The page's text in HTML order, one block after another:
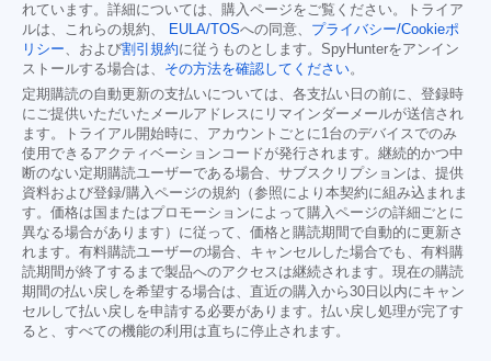
れています。詳細については、購入ページをご覧ください。トライア
ルは、これらの規約、
EULA/TOSへの同意、 プライバシー/Cookieポ
リシー 、および割引規約に従うものとします。SpyHunterをアンイン
ストールする場合は、 その方法を確認してください。
定期購読の自動更新の支払いについては、各支払い日の前に、登録時
にご提供いただいたメールアドレスにリマインダーメールが送信され
ます。トライアル開始時に、アカウントごとに1台のデバイスでのみ
使用できるアクティベーションコードが発行されます。継続的かつ中
断のない定期購読ユーザーである場合、サブスクリプションは、提供
資料および登録/購入ページの規約（参照により本契約に組み込まれま
す。価格は国またはプロモーションによって購入ページの詳細ごとに
異なる場合があります）に従って、価格と購読期間で自動的に更新さ
れます。有料購読ユーザーの場合、キャンセルした場合でも、有料購
読期間が終了するまで製品へのアクセスは継続されます。現在の購読
期間の払い戻しを希望する場合は、直近の購入から30日以内にキャン
セルして払い戻しを申請する必要があります。払い戻し処理が完了す
ると、すべての機能の利用は直ちに停止されます。